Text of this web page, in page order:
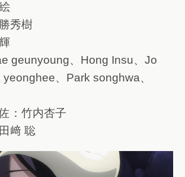
秀樹
geunyoung、Hong Insu、Jo
、Park songhwa、
：竹内杏子
﨑 聡